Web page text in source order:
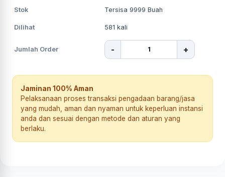
Stok Tersisa 9999 Buah
Dilihat 581 kali
Jumlah Order - +
Jaminan 100% Aman
Pelaksanaan proses transaksi pengadaan barang/jasa
yang mudah, aman dan nyaman untuk keperluan instansi
anda dan sesuai dengan metode dan aturan yang
berlaku.